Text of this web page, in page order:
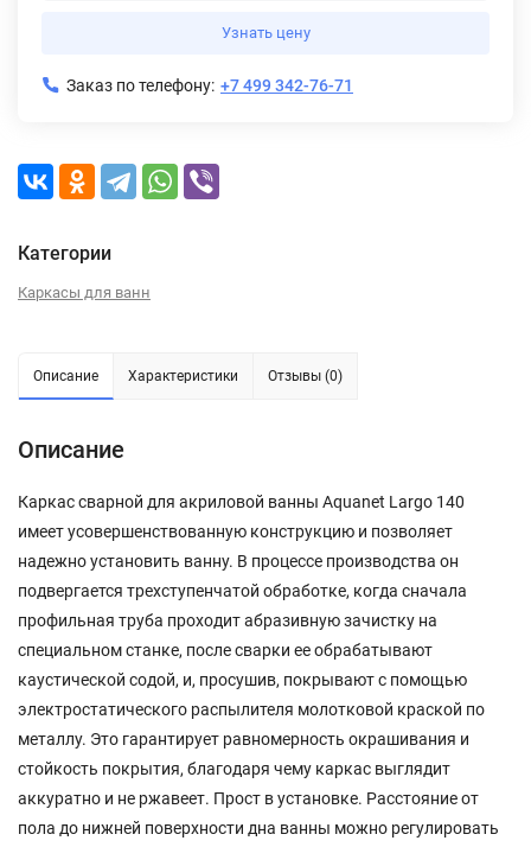
Узнать цену
Заказ по телефону: +7 499 342-76-71
Категории
Каркасы для ванн
Описание Характеристики Отзывы (0)
Описание
Каркас сварной для акриловой ванны Aquanet Largo 140
имеет усовершенствованную конструкцию и позволяет
надежно установить ванну. В процессе производства он
подвергается трехступенчатой обработке, когда сначала
профильная труба проходит абразивную зачистку на
специальном станке, после сварки ее обрабатывают
каустической содой, и, просушив, покрывают с помощью
электростатического распылителя молотковой краской по
металлу. Это гарантирует равномерность окрашивания и
стойкость покрытия, благодаря чему каркас выглядит
аккуратно и не ржавеет. Прост в установке. Расстояние от
пола до нижней поверхности дна ванны можно регулировать